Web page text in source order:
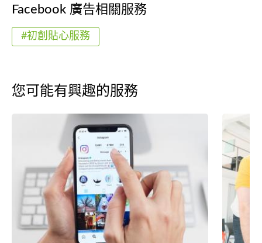
Facebook 廣告相關服務
#初創貼心服務
您可能有興趣的服務